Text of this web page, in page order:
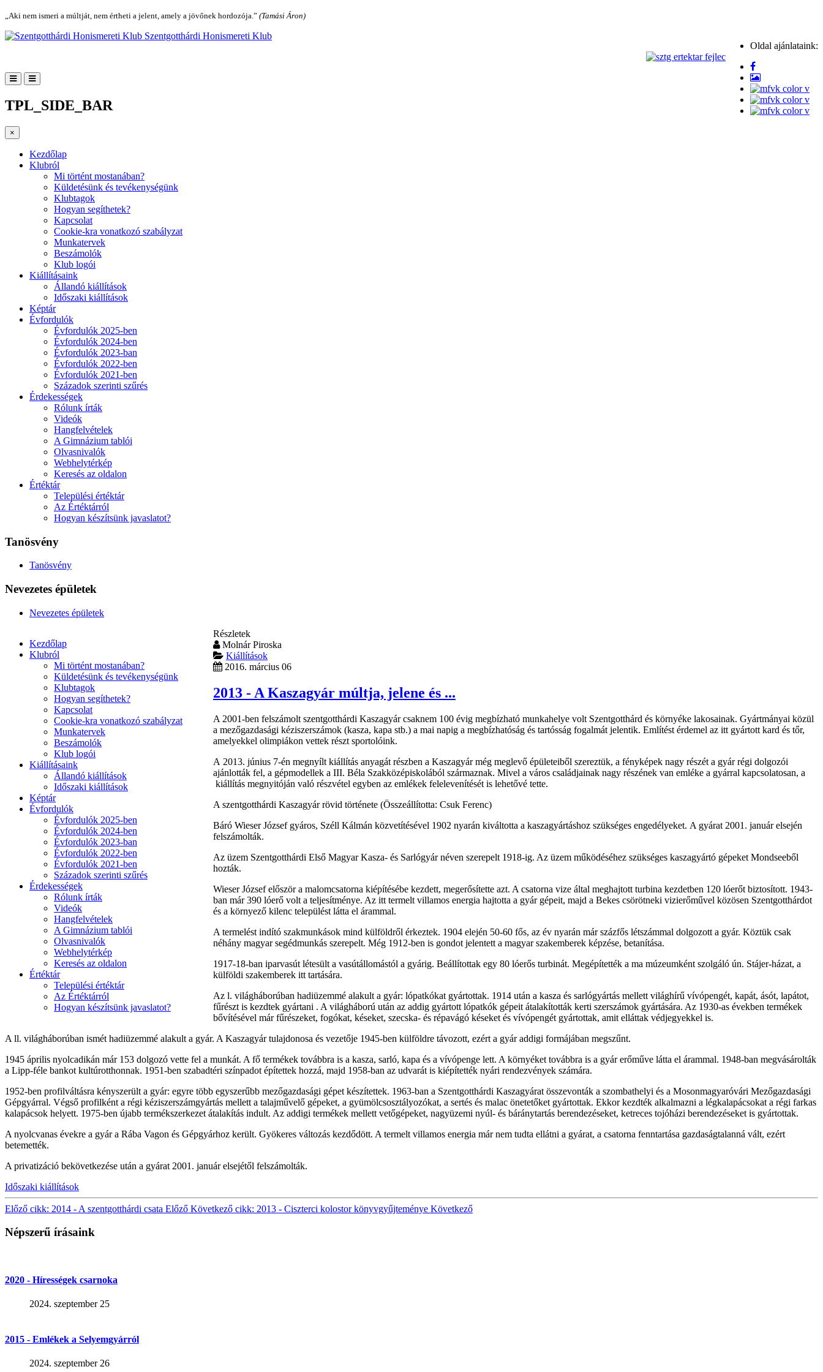
„Aki nem ismeri a múltját, nem értheti a jelent, amely a jövőnek hordozója.” (Tamási Áron)
Oldal ajánlataink:
Szentgotthárdi Honismereti Klub
TPL_SIDE_BAR
×
Kezdőlap
Klubról
Mi történt mostanában?
Küldetésünk és tevékenységünk
Klubtagok
Hogyan segíthetek?
Kapcsolat
Cookie-kra vonatkozó szabályzat
Munkatervek
Beszámolók
Klub logói
Kiállításaink
Állandó kiállítások
Időszaki kiállítások
Képtár
Évfordulók
Évfordulók 2025-ben
Évfordulók 2024-ben
Évfordulók 2023-ban
Évfordulók 2022-ben
Évfordulók 2021-ben
Századok szerinti szűrés
Érdekességek
Rólunk írták
Videók
Hangfelvételek
A Gimnázium tablói
Olvasnivalók
Webhelytérkép
Keresés az oldalon
Értéktár
Települési értéktár
Az Értéktárról
Hogyan készítsünk javaslatot?
Tanösvény
Tanösvény
Nevezetes épületek
Nevezetes épületek
Kezdőlap
Klubról
Mi történt mostanában?
Küldetésünk és tevékenységünk
Klubtagok
Hogyan segíthetek?
Kapcsolat
Cookie-kra vonatkozó szabályzat
Munkatervek
Beszámolók
Klub logói
Kiállításaink
Állandó kiállítások
Időszaki kiállítások
Képtár
Évfordulók
Évfordulók 2025-ben
Évfordulók 2024-ben
Évfordulók 2023-ban
Évfordulók 2022-ben
Évfordulók 2021-ben
Századok szerinti szűrés
Érdekességek
Rólunk írták
Videók
Hangfelvételek
A Gimnázium tablói
Olvasnivalók
Webhelytérkép
Keresés az oldalon
Értéktár
Települési értéktár
Az Értéktárról
Hogyan készítsünk javaslatot?
Részletek
Molnár Piroska
Kiállítások
2016. március 06
2013 - A Kaszagyár múltja, jelene és ...
A 2001-ben felszámolt szentgotthárdi Kaszagyár csaknem 100 évig megbízható munkahelye volt Szentgotthárd és környéke lakosainak. Gyártmányai közül
a mezőgazdasági kéziszerszámok (kasza, kapa stb.) a mai napig a megbízhatóság és tartósság fogalmát jelentik. Említést érdemel az itt gyártott kard és tőr,
amelyekkel olimpiákon vettek részt sportolóink.
A 2013. június 7-én megnyílt kiállítás anyagát részben a Kaszagyár még meglevő épületeiből szereztük, a fényképek nagy részét a gyár régi dolgozói
ajánlották fel, a gépmodellek a III. Béla Szakközépiskolából származnak. Mivel a város családjainak nagy részének van emléke a gyárral kapcsolatosan, a
kiállítás megnyitóján való részvétel egyben az emlékek felelevenítését is lehetővé tette.
A szentgotthárdi Kaszagyár rövid története (Összeállította: Csuk Ferenc)
Báró Wieser József gyáros, Széll Kálmán közvetítésével 1902 nyarán kiváltotta a kaszagyártáshoz szükséges engedélyeket. A gyárat 2001. január elsején
felszámolták.
Az üzem Szentgotthárdi Első Magyar Kasza- és Sarlógyár néven szerepelt 1918-ig. Az üzem működéséhez szükséges kaszagyártó gépeket Mondseeből
hozták.
Wieser József először a malomcsatorna kiépítésébe kezdett, megerősítette azt. A csatorna vize által meghajtott turbina kezdetben 120 lóerőt biztosított. 1943-
ban már 390 lóerő volt a teljesítménye. Az itt termelt villamos energia hajtotta a gyár gépeit, majd a Bekes csörötneki vizierőművel közösen Szentgotthárdot
és a környező kilenc települést látta el árammal.
A termelést indító szakmunkások mind külföldről érkeztek. 1904 elején 50-60 fős, az év nyarán már százfős létszámmal dolgozott a gyár. Köztük csak
néhány magyar segédmunkás szerepelt. Még 1912-ben is gondot jelentett a magyar szakemberek képzése, betanítása.
1917-18-ban iparvasút létesült a vasútállomástól a gyárig. Beállítottak egy 80 lóerős turbinát. Megépítették a ma múzeumként szolgáló ún. Stájer-házat, a
külföldi szakemberek itt tartására.
Az l. világháborúban hadiüzemmé alakult a gyár: lópatkókat gyártottak. 1914 után a kasza és sarlógyártás mellett világhírű vívópengét, kapát, ásót, lapátot,
fűrészt is kezdtek gyártani . A világháború után az addig gyártott lópatkók gépeit átalakították kerti szerszámok gyártására. Az 1930-as években termékek
bővítésével már fűrészeket, fogókat, késeket, szecska- és répavágó késeket és vívópengét gyártottak, amit elláttak védjegyekkel is.
A ll. világháborúban ismét hadiüzemmé alakult a gyár. A Kaszagyár tulajdonosa és vezetője 1945-ben külföldre távozott, ezért a gyár addigi formájában megszűnt.
1945 április nyolcadikán már 153 dolgozó vette fel a munkát. A fő termékek továbbra is a kasza, sarló, kapa és a vívópenge lett. A környéket továbbra is a gyár erőműve látta el árammal. 1948-ban megvásárolták
a Lipp-féle bankot kultúrotthonnak. 1951-ben szabadtéri színpadot építettek hozzá, majd 1958-ban az udvarát is kiépítették nyári rendezvények számára.
1952-ben profilváltásra kényszerült a gyár: egyre több egyszerűbb mezőgazdasági gépet készítettek. 1963-ban a Szentgotthárdi Kaszagyárat összevonták a szombathelyi és a Mosonmagyaróvári Mezőgazdasági
Gépgyárral. Végső profilként a régi kéziszerszámgyártás mellett a talajművelő gépeket, a gyümölcsosztályozókat, a sertés és malac önetetőket gyártottak. Ekkor kezdték alkalmazni a légkalapácsokat a régi farkas
kalapácsok helyett. 1975-ben újabb termékszerkezet átalakítás indult. Az addigi termékek mellett vetőgépeket, nagyüzemi nyúl- és báránytartás berendezéseket, ketreces tojóházi berendezéseket is gyártottak.
A nyolcvanas évekre a gyár a Rába Vagon és Gépgyárhoz került. Gyökeres változás kezdődött. A termelt villamos energia már nem tudta ellátni a gyárat, a csatorna fenntartása gazdaságtalanná vált, ezért
betemették.
A privatizáció bekövetkezése után a gyárat 2001. január elsejétől felszámolták.
Időszaki kiállítások
Előző cikk: 2014 - A szentgotthárdi csata Előző Következő cikk: 2013 - Ciszterci kolostor könyvgyűjteménye Következő
Népszerű írásaink
2020 - Hírességek csarnoka
2024. szeptember 25
2015 - Emlékek a Selyemgyárról
2024. szeptember 26